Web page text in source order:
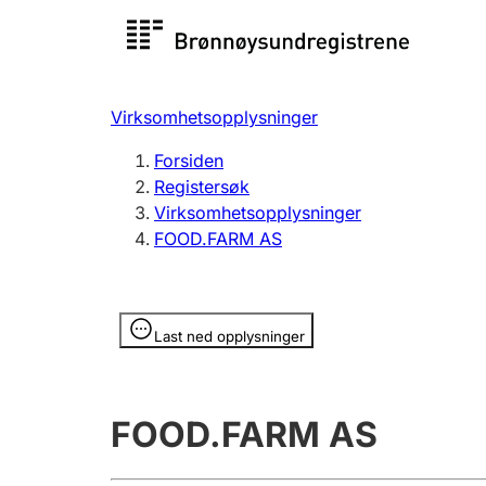
Registersøk
Registrere, endre, slette
Virksomhetsopplysninger
Forsiden
Registersøk
Virksomhetsopplysninger
FOOD.FARM AS
Last ned opplysninger
Opplysninger er skjult
FOOD.FARM AS